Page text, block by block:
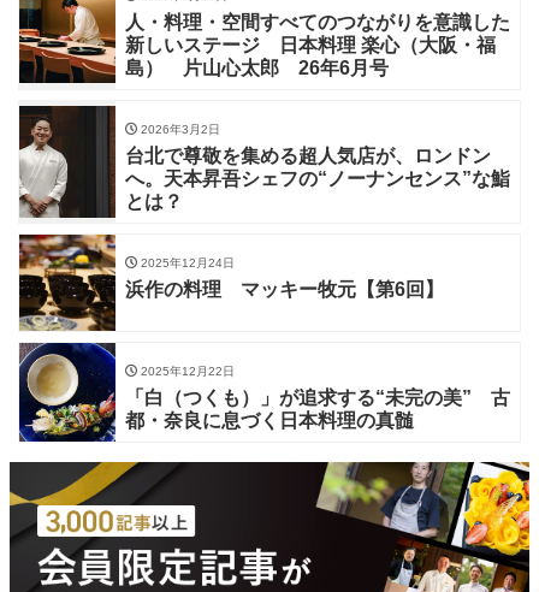
人・料理・空間すべてのつながりを意識した
新しいステージ 日本料理 楽心（大阪・福
島） 片山心太郎 26年6月号
2026年3月2日
台北で尊敬を集める超人気店が、ロンドン
へ。天本昇吾シェフの“ノーナンセンス”な鮨
とは？
2025年12月24日
浜作の料理 マッキー牧元【第6回】
2025年12月22日
「白（つくも）」が追求する“未完の美” 古
都・奈良に息づく日本料理の真髄